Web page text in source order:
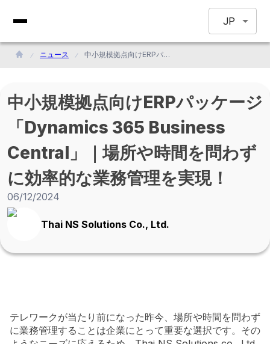
JP
ニュース 中小規模拠点向けERPパッケージ「Dynamics 365 Business Central」｜場所や時間を問わずに効率的な業務管理を実現！
中小規模拠点向けERPパッケージ
「Dynamics 365 Business
Central」｜場所や時間を問わず
に効率的な業務管理を実現！
06/12/2024
Thai NS Solutions Co., Ltd.
テレワークが当たり前になった昨今、場所や時間を問わず
に業務管理することは企業にとって重要な選択です。その